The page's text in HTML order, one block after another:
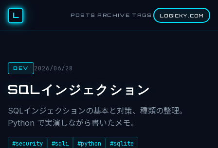
L POSTS ARCHIVE TAGS LOGICKY.COM
DEV 2026/06/28
SQLインジェクション
SQLインジェクションの基本と対策、種類の整理。
Python で実演しながら書いたメモ。
#security #sqli #python #sqlite